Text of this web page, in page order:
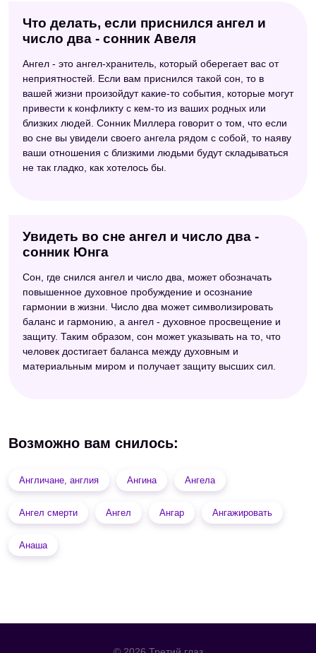
Что делать, если приснился ангел и
число два - сонник Авеля
Ангел - это ангел-хранитель, который оберегает вас от
неприятностей. Если вам приснился такой сон, то в
вашей жизни произойдут какие-то события, которые могут
привести к конфликту с кем-то из ваших родных или
близких людей. Сонник Миллера говорит о том, что если
во сне вы увидели своего ангела рядом с собой, то наяву
ваши отношения с близкими людьми будут складываться
не так гладко, как хотелось бы.
Увидеть во сне ангел и число два -
сонник Юнга
Сон, где снился ангел и число два, может обозначать
повышенное духовное пробуждение и осознание
гармонии в жизни. Число два может символизировать
баланс и гармонию, а ангел - духовное просвещение и
защиту. Таким образом, сон может указывать на то, что
человек достигает баланса между духовным и
материальным миром и получает защиту высших сил.
Возможно вам снилось:
Англичане, англия Ангина Ангела
Ангел смерти Ангел Ангар Ангажировать
Анаша